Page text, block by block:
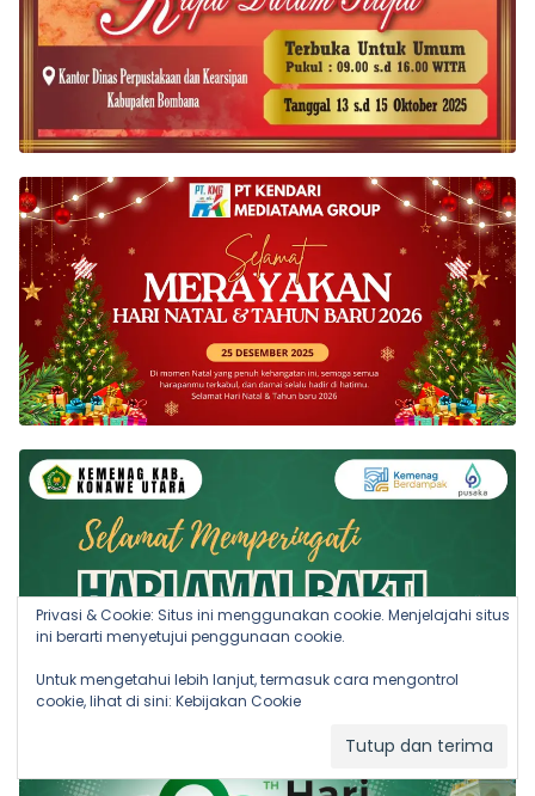
Privasi & Cookie: Situs ini menggunakan cookie. Menjelajahi situs
ini berarti menyetujui penggunaan cookie.
Untuk mengetahui lebih lanjut, termasuk cara mengontrol
cookie, lihat di sini: Kebijakan Cookie